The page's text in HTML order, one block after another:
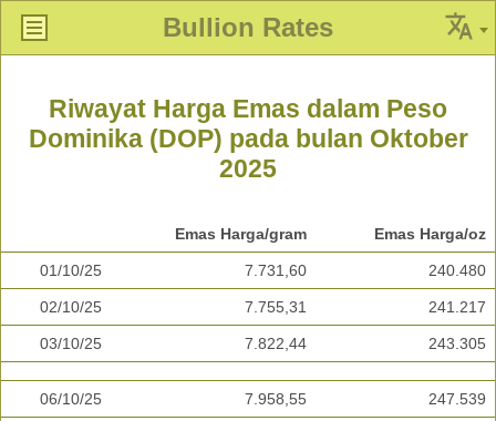
Bullion Rates
Riwayat Harga Emas dalam Peso
Dominika (DOP) pada bulan Oktober
2025
Emas Harga/gram Emas Harga/oz
01/10/25 7.731,60 240.480
02/10/25 7.755,31 241.217
03/10/25 7.822,44 243.305
06/10/25 7.958,55 247.539